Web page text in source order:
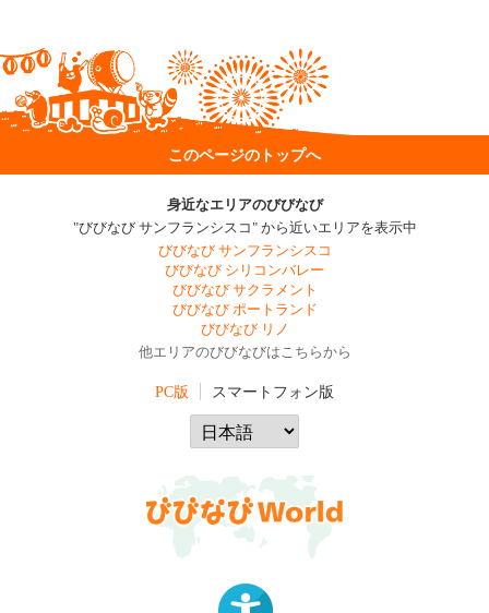
このページのトップへ
身近なエリアのびびなび
"びびなび サンフランシスコ" から近いエリアを表示中
びびなび サンフランシスコ
びびなび シリコンバレー
びびなび サクラメント
びびなび ポートランド
びびなび リノ
他エリアのびびなびはこちらから
PC版 スマートフォン版